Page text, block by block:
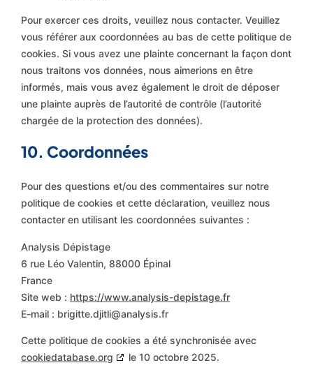
Pour exercer ces droits, veuillez nous contacter. Veuillez
vous référer aux coordonnées au bas de cette politique de
cookies. Si vous avez une plainte concernant la façon dont
nous traitons vos données, nous aimerions en être
informés, mais vous avez également le droit de déposer
une plainte auprès de l’autorité de contrôle (l’autorité
chargée de la protection des données).
10. Coordonnées
Pour des questions et/ou des commentaires sur notre
politique de cookies et cette déclaration, veuillez nous
contacter en utilisant les coordonnées suivantes :
Analysis Dépistage
6 rue Léo Valentin, 88000 Épinal
France
Site web : https://www.analysis-depistage.fr
E-mail : brigitte.djitli@analysis.fr
Cette politique de cookies a été synchronisée avec
cookiedatabase.org
le 10 octobre 2025.